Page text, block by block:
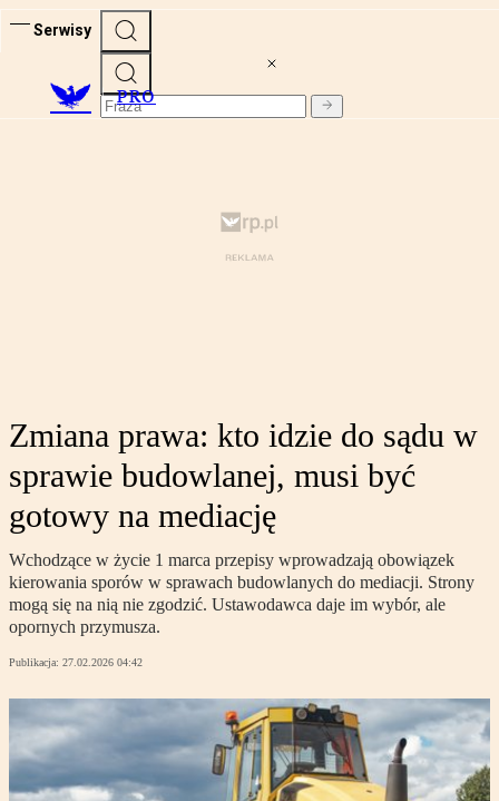
Serwisy
PRO
Zmiana prawa: kto idzie do sądu w
sprawie budowlanej, musi być
gotowy na mediację
Wchodzące w życie 1 marca przepisy wprowadzają obowiązek
kierowania sporów w sprawach budowlanych do mediacji. Strony
mogą się na nią nie zgodzić. Ustawodawca daje im wybór, ale
opornych przymusza.
Publikacja: 27.02.2026 04:42